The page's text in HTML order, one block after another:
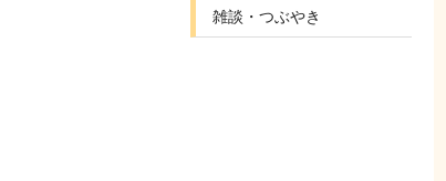
雑談・つぶやき